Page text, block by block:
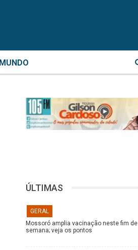
ÚLTIMAS
GERAL
Mossoró amplia vacinação neste fim de
semana; veja os pontos